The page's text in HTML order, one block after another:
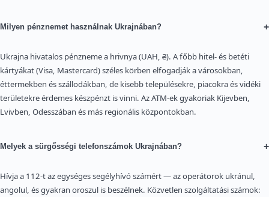
Milyen pénznemet használnak Ukrajnában? +
Ukrajna hivatalos pénzneme a hrivnya (UAH, ₴). A főbb hitel- és betéti
kártyákat (Visa, Mastercard) széles körben elfogadják a városokban,
éttermekben és szállodákban, de kisebb településekre, piacokra és vidéki
területekre érdemes készpénzt is vinni. Az ATM-ek gyakoriak Kijevben,
Lvivben, Odesszában és más regionális központokban.
Melyek a sürgősségi telefonszámok Ukrajnában? +
Hívja a 112-t az egységes segélyhívó számért — az operátorok ukránul,
angolul, és gyakran oroszul is beszélnek. Közvetlen szolgáltatási számok: